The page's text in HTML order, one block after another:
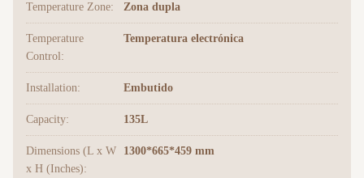
Temperature Zone: Zona dupla
Temperature
Control:
Temperatura electrónica
Installation: Embutido
Capacity: 135L
Dimensions (L x W
x H (Inches):
1300*665*459 mm